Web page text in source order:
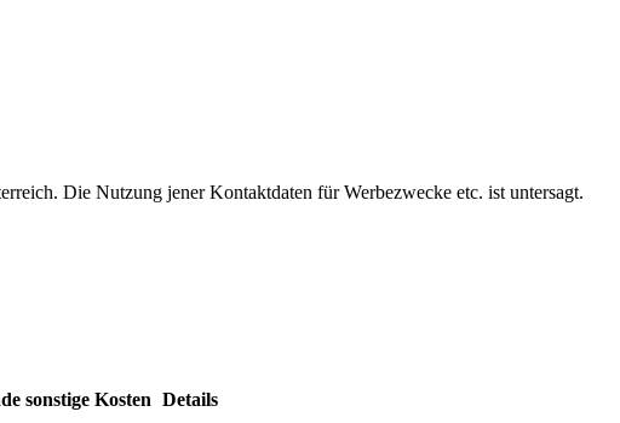
Die Nutzung jener Kontaktdaten für Werbezwecke etc. ist untersagt.
sonstige Kosten Details